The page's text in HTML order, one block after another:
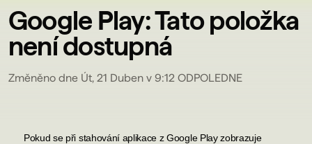
Google Play: Tato položka
není dostupná
Změněno dne Út, 21 Duben v 9:12 ODPOLEDNE
Pokud se při stahování aplikace z Google Play zobrazuje